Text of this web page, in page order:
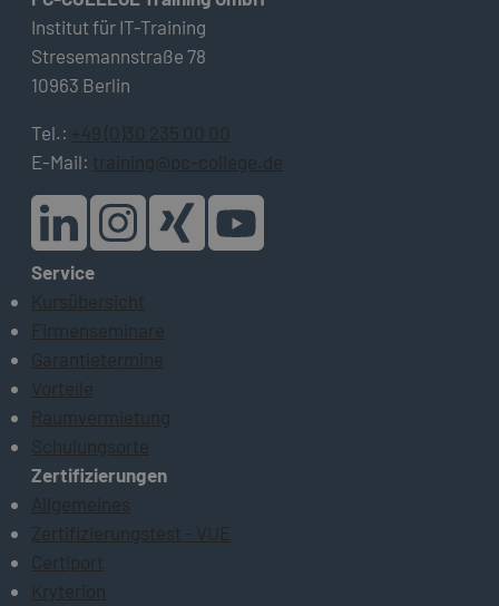
Institut für IT-Training
Stresemannstraße 78
10963 Berlin
Tel.: +49 (0)30 235 00 00
E-Mail: training@pc-college.de
Service
Kursübersicht
Firmenseminare
Garantietermine
Vorteile
Raumvermietung
Schulungsorte
Zertifizierungen
Allgemeines
Zertifizierungstest - VUE
Certiport
Kryterion